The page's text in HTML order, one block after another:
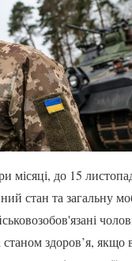
місяці, до 15
стан та загальну
станом здоров’я,